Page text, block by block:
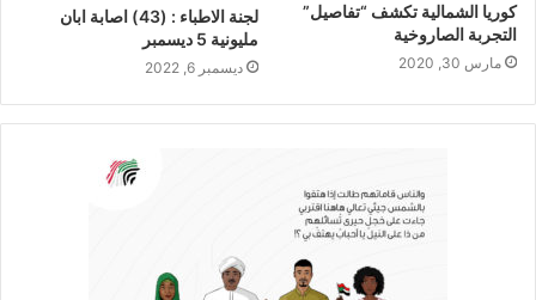
كوريا الشمالية تكشف “تفاصيل”
التجربة الصاروخية
مارس 30, 2020
لجنة الاطباء : (43) اصابة ابان
مليونية 5 ديسمبر
ديسمبر 6, 2022